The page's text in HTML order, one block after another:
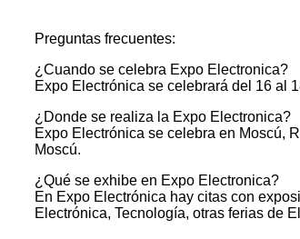
Preguntas frecuentes:
¿Cuando se celebra Expo Electronica?
Expo Electrónica se celebrará del 16 al
¿Donde se realiza la Expo Electronica?
Expo Electrónica se celebra en Moscú,
Moscú.
¿Qué se exhibe en Expo Electronica?
En Expo Electrónica hay citas con
Electrónica, Tecnología, otras ferias de